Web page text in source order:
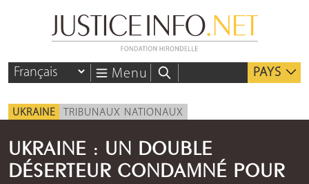
Menu PAYS
UKRAINE TRIBUNAUX NATIONAUX
UKRAINE : UN DOUBLE
DÉSERTEUR CONDAMNÉ POUR